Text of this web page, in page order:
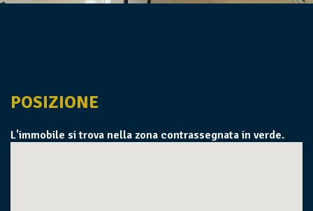
POSIZIONE
L'immobile si trova nella zona contrassegnata in verde.